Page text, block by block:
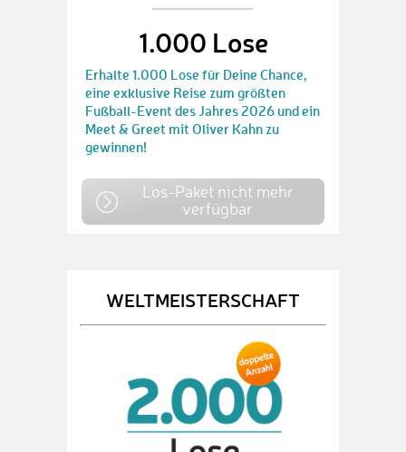
1.000 Lose
Erhalte 1.000 Lose für Deine Chance,
eine exklusive Reise zum größten
Fußball-Event des Jahres 2026 und ein
Meet & Greet mit Oliver Kahn zu
gewinnen!
Los-Paket nicht mehr
verfügbar
WELTMEISTERSCHAFT